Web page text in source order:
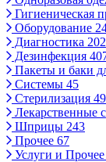
Гигиеническая
Оборудование
Диагностика 202
Дезинфекция
Пакеты и баки
Системы 45
Стерилизация
Лекарственные
Шприцы 243
Прочее 67
Услуги и Прочее